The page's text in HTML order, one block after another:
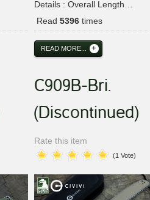
Details : Overall Length…
Read 5396times
READ MORE...
C909B-Bri.
(Discontinued)
Rate this item
(1 Vote)